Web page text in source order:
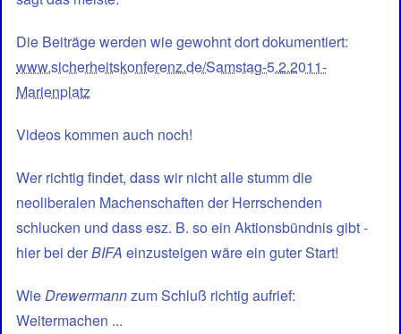
Die Beiträge werden wie gewohnt dort dokumentiert:
www.sicherheitskonferenz.de/Samstag-5.2.2011-
Marienplatz
Videos kommen auch noch!
Wer richtig findet, dass wir nicht alle stumm die
neoliberalen Machenschaften der Herrschenden
schlucken und dass esz. B. so ein Aktionsbündnis gibt -
hier bei derBIFA einzusteigen wäre ein guter Start!
WieDrewermannzum Schluß richtig aufrief:
Weitermachen ...